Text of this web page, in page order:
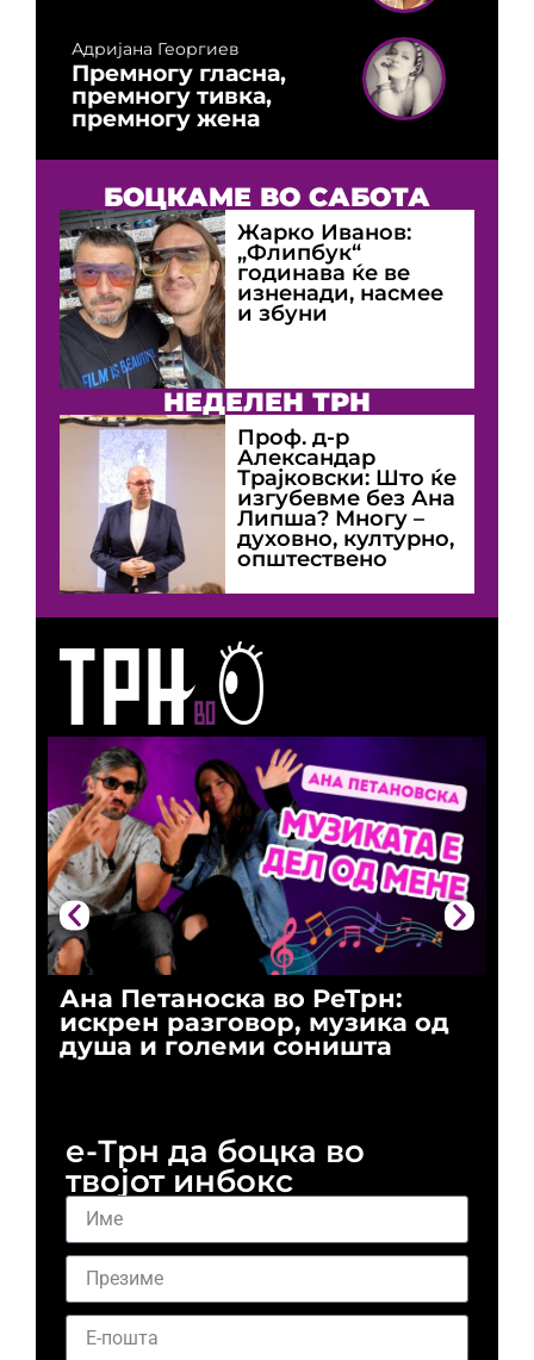
Ана Петаноска во РеТрн:
искрен разговор, музика од
душа и големи соништа
Адријана Георгиев
Премногу гласна,
премногу тивка,
премногу жена
БОЦКАМЕ ВО САБОТА
Жарко Иванов:
„Флипбук“
годинава ќе ве
изненади, насмее
и збуни
НЕДЕЛЕН ТРН
Проф. д-р
Александар
Трајковски: Што ќе
изгубевме без Ана
Липша? Многу –
духовно, културно,
општествено
е-Трн да боцка во
твојот инбокс